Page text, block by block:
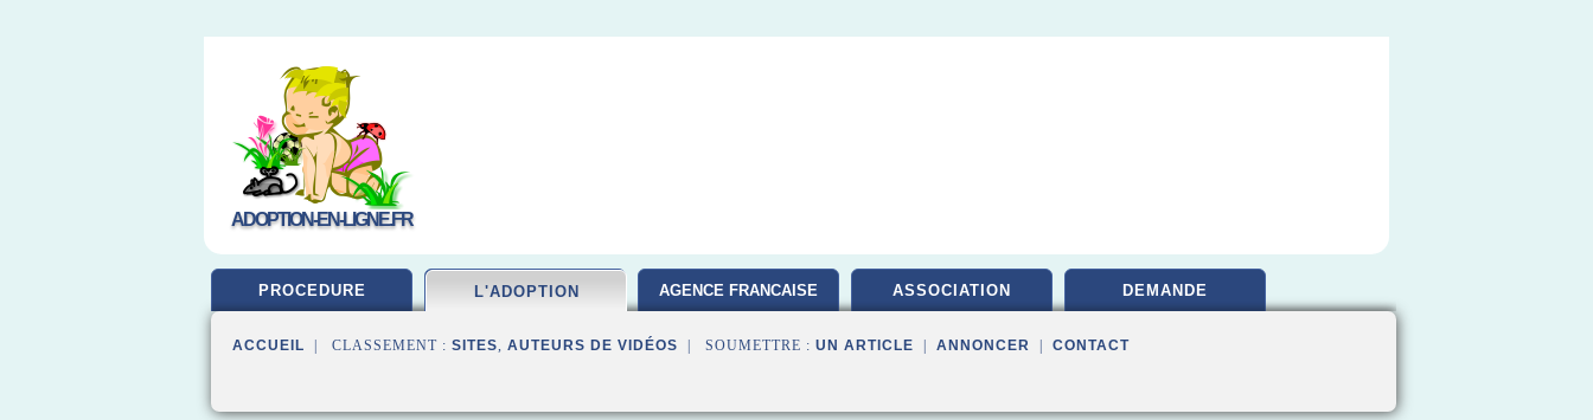
ADOPTION-EN-LIGNE.FR
PROCEDURE L'ADOPTION AGENCE FRANCAISE ASSOCIATION DEMANDE
ACCUEIL | CLASSEMENT : SITES, AUTEURS DE VIDÉOS | SOUMETTRE : UN ARTICLE ANNONCER CONTACT